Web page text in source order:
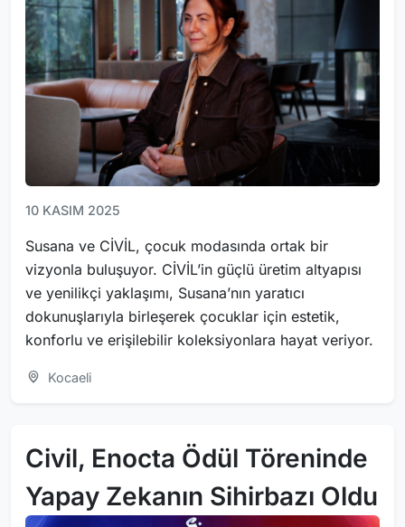
10 KASIM 2025
Susana ve CİVİL, çocuk modasında ortak bir
vizyonla buluşuyor. CİVİL’in güçlü üretim altyapısı
ve yenilikçi yaklaşımı, Susana’nın yaratıcı
dokunuşlarıyla birleşerek çocuklar için estetik,
konforlu ve erişilebilir koleksiyonlara hayat veriyor.
Kocaeli
Civil, Enocta Ödül Töreninde
Yapay Zekanın Sihirbazı Oldu